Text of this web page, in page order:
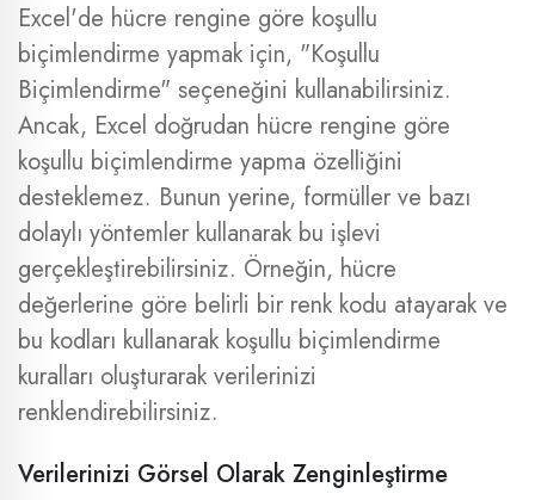
Excel'de hücre rengine göre koşullu
biçimlendirme yapmak için, "Koşullu
Biçimlendirme" seçeneğini kullanabilirsiniz.
Ancak, Excel doğrudan hücre rengine göre
koşullu biçimlendirme yapma özelliğini
desteklemez. Bunun yerine, formüller ve bazı
dolaylı yöntemler kullanarak bu işlevi
gerçekleştirebilirsiniz. Örneğin, hücre
değerlerine göre belirli bir renk kodu atayarak ve
bu kodları kullanarak koşullu biçimlendirme
kuralları oluşturarak verilerinizi
renklendirebilirsiniz.
Verilerinizi Görsel Olarak Zenginleştirme